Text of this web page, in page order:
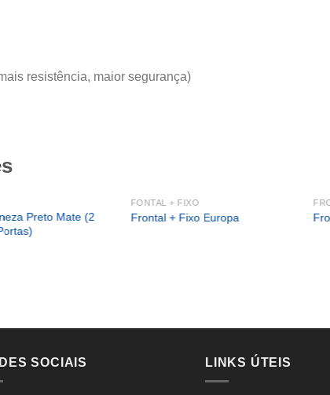
resistência, maior segurança)
Preto Mate (2
FONTAL + FIXO
Frontal + Fixo Europa
SOCIAIS LINKS ÚTEIS